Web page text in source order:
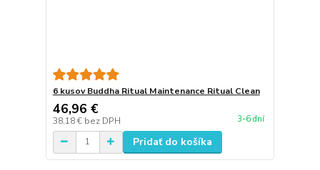
6 kusov Buddha Ritual Maintenance Ritual Clean
46,96 €
38,18 € bez DPH 3-6 dní
Pridať do košíka